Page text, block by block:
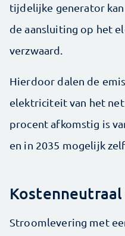
tijdelijke generator
de aansluiting op het
verzwaard.
Hierdoor dalen de
elektriciteit van het
procent afkomstig is
en in 2035 mogelijk
Stroomlevering met